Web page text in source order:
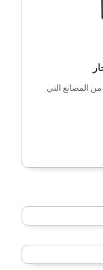
المصانع التي